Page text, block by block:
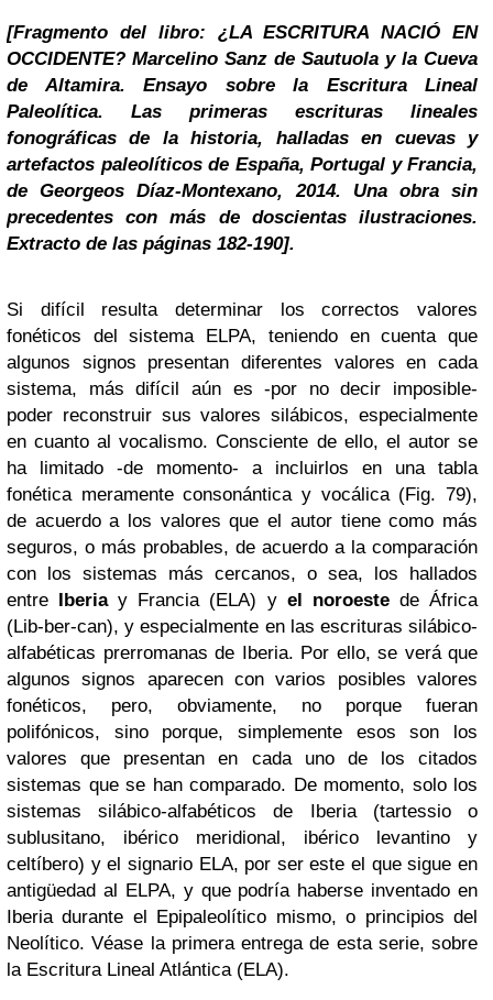
[Fragmento del libro: ¿LA ESCRITURA NACIÓ EN
OCCIDENTE? Marcelino Sanz de Sautuola y la Cueva
de Altamira. Ensayo sobre la Escritura Lineal
Paleolítica. Las primeras escrituras lineales
fonográficas de la historia, halladas en cuevas y
artefactos paleolíticos de España, Portugal y Francia,
de Georgeos Díaz-Montexano, 2014. Una obra sin
precedentes con más de doscientas ilustraciones.
Extracto de las páginas 182-190].
Si difícil resulta determinar los correctos valores
fonéticos del sistema ELPA, teniendo en cuenta que
algunos signos presentan diferentes valores en cada
sistema, más difícil aún es -por no decir imposible-
poder reconstruir sus valores silábicos, especialmente
en cuanto al vocalismo. Consciente de ello, el autor se
ha limitado -de momento- a incluirlos en una tabla
fonética meramente consonántica y vocálica (Fig. 79),
de acuerdo a los valores que el autor tiene como más
seguros, o más probables, de acuerdo a la comparación
con los sistemas más cercanos, o sea, los hallados
entre Iberiay Francia (ELA) y el noroestede África
(Lib-ber-can), y especialmente en las escrituras silábico-
alfabéticas prerromanas de Iberia. Por ello, se verá que
algunos signos aparecen con varios posibles valores
fonéticos, pero, obviamente, no porque fueran
polifónicos, sino porque, simplemente esos son los
valores que presentan en cada uno de los citados
sistemas que se han comparado. De momento, solo los
sistemas silábico-alfabéticos de Iberia (tartessio o
sublusitano, ibérico meridional, ibérico levantino y
celtíbero) y el signario ELA, por ser este el que sigue en
antigüedad al ELPA, y que podría haberse inventado en
Iberia durante el Epipaleolítico mismo, o principios del
Neolítico. Véase la primera entrega de esta serie, sobre
la Escritura Lineal Atlántica (ELA).